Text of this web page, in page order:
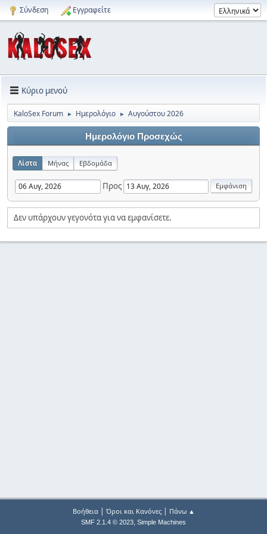
Σύνδεση Εγγραφείτε
Κύριο μενού
KaloSex Forum ► Ημερολόγιο ► Αυγούστου 2026
Ημερολόγιο Προσεχώς
Λίστα Μήνας Εβδομάδα
Προς
Δεν υπάρχουν γεγονότα για να εμφανίσετε.
Βοήθεια| Όροι και Κανόνες| Πάνω ▲
SMF 2.1.4 © 2023, Simple Machines